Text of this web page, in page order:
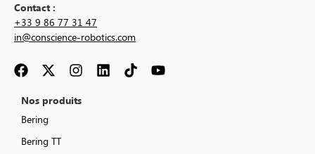
Contact :
+33 9 86 77 31 47
in@conscience-robotics.com
Nos produits
Bering
Bering TT